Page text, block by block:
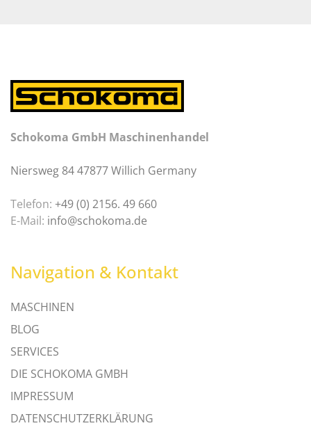
Schokoma GmbH Maschinenhandel
Niersweg 84 47877 Willich Germany
Telefon: +49 (0) 2156. 49 660
E-Mail: info@schokoma.de
Navigation & Kontakt
MASCHINEN
BLOG
SERVICES
DIE SCHOKOMA GMBH
IMPRESSUM
DATENSCHUTZERKLÄRUNG